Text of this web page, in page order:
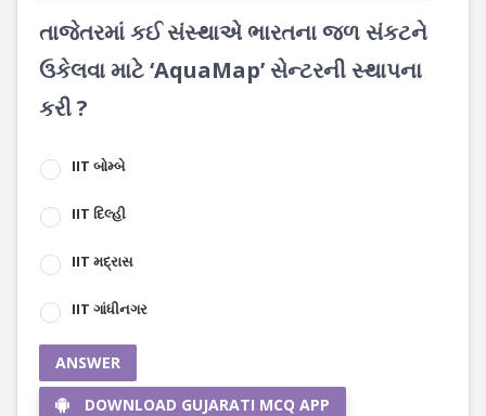
તાજેતરમાં કઈ સંસ્થાએ ભારતના જળ સંકટને
ઉકેલવા માટે ‘AquaMap’ સેન્ટરની સ્થાપના
કરી ?
IIT બોમ્બે
IIT દિલ્હી
IIT મદ્રાસ
IIT ગાંધીનગર
ANSWER
DOWNLOAD GUJARATI MCQ APP